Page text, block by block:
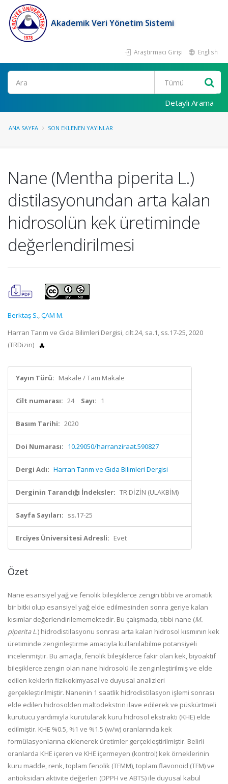
Akademik Veri Yönetim Sistemi
Araştırmacı Girişi English
Ara
Detaylı Arama
ANA SAYFA SON EKLENEN YAYINLAR
Nane (Mentha piperita L.)
distilasyonundan arta kalan
hidrosolün kek üretiminde
değerlendirilmesi
Berktaş S.,ÇAM M.
Harran Tarım ve Gıda Bilimleri Dergisi, cilt.24, sa.1, ss.17-25, 2020
(TRDizin)
Yayın Türü: Makale / Tam Makale
Cilt numarası: 24 Sayı: 1
Basım Tarihi: 2020
Doi Numarası: 10.29050/harranziraat.590827
Dergi Adı: Harran Tarım ve Gıda Bilimleri Dergisi
Derginin Tarandığı İndeksler: TR DİZİN (ULAKBİM)
Sayfa Sayıları: ss.17-25
Erciyes Üniversitesi Adresli: Evet
Özet
Nane esansiyel yağ ve fenolik bileşiklerce zengin tıbbi ve aromatik
bir bitki olup esansiyel yağ elde edilmesinden sonra geriye kalan
kısımlar değerlendirilememektedir. Bu çalışmada, tıbbi nane (M.
piperita L.) hidrodistilasyonu sonrası arta kalan hidrosol kısmının kek
üretiminde zenginleştirme amacıyla kullanılabilme potansiyeli
incelenmiştir. Bu amaçla, fenolik bileşiklerce fakir olan kek, biyoaktif
bileşiklerce zengin olan nane hidrosolü ile zenginleştirilmiş ve elde
edilen keklerin fizikokimyasal ve duyusal analizleri
gerçekleştirilmiştir. Nanenin 1 saatlik hidrodistilasyon işlemi sonrası
elde edilen hidrosolden maltodekstrin ilave edilerek ve püskürtmeli
kurutucu yardımıyla kurutularak kuru hidrosol ekstraktı (KHE) elde
edilmiştir. KHE %0.5, %1 ve %1.5 (w/w) oranlarında kek
formülasyonlarına eklenerek üretimler gerçekleştirilmiştir. Belirli
oranlarda KHE içeren ve KHE içermeyen (kontrol) kek örneklerinin
kuru madde, renk, toplam fenolik (TFMM), toplam flavonoid (TFM) ve
antioksidan aktivite değerleri (DPPH ve ABTS) ile duyusal kabul